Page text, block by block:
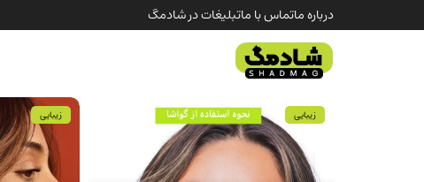
درباره ماتماس با ماتبلیغات در شادمگ
زیبایی زیبایی